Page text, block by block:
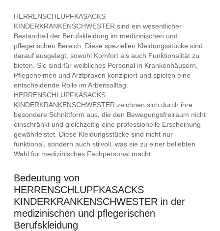
HERRENSCHLUPFKASACKS
KINDERKRANKENSCHWESTER sind ein wesentlicher
Bestandteil der Berufskleidung im medizinischen und
pflegerischen Bereich. Diese speziellen Kleidungsstücke sind
darauf ausgelegt, sowohl Komfort als auch Funktionalität zu
bieten. Sie sind für weibliches Personal in Krankenhäusern,
Pflegeheimen und Arztpraxen konzipiert und spielen eine
entscheidende Rolle im Arbeitsalltag.
HERRENSCHLUPFKASACKS
KINDERKRANKENSCHWESTER zeichnen sich durch ihre
besondere Schnittform aus, die den Bewegungsfreiraum nicht
einschränkt und gleichzeitig eine professionelle Erscheinung
gewährleistet. Diese Kleidungsstücke sind nicht nur
funktional, sondern auch stilvoll, was sie zu einer beliebten
Wahl für medizinisches Fachpersonal macht.
Bedeutung von
HERRENSCHLUPFKASACKS
KINDERKRANKENSCHWESTER in der
medizinischen und pflegerischen
Berufskleidung